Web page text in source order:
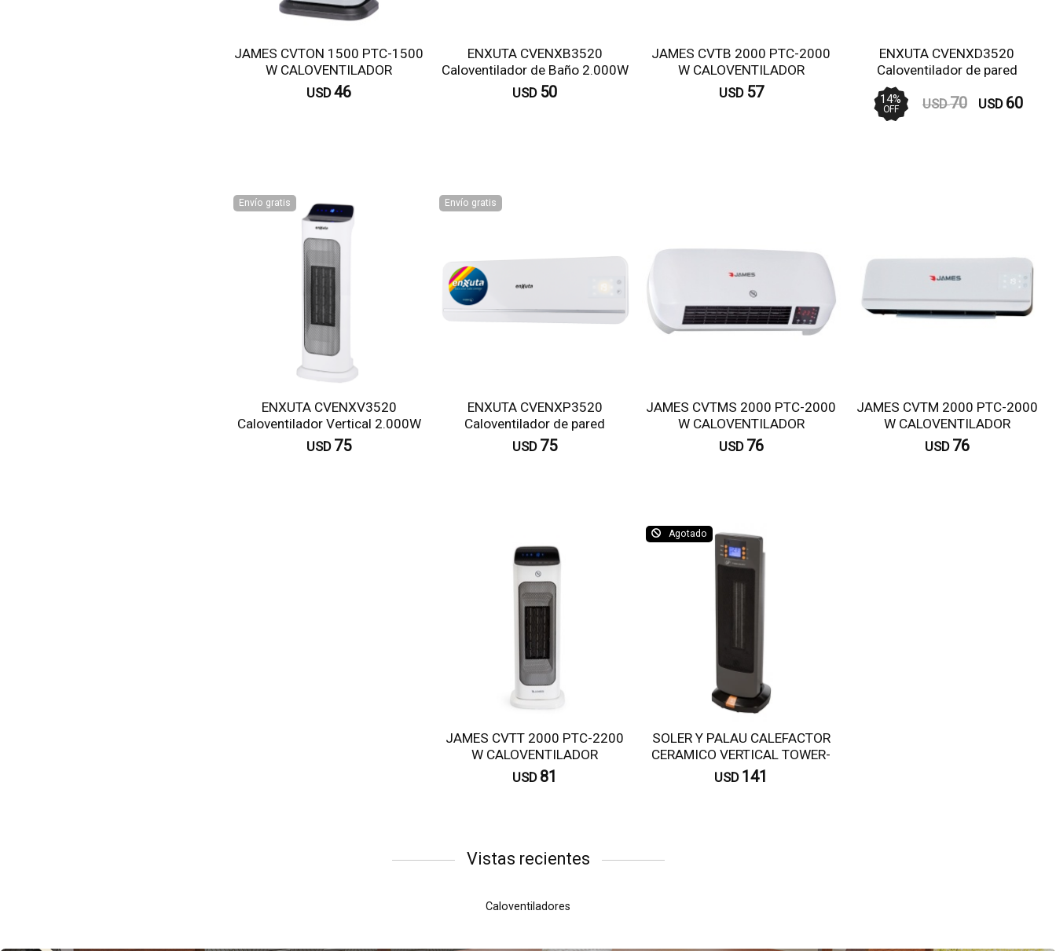
JAMES CVTON 1500 PTC-1500
W CALOVENTILADOR
USD 46
ENXUTA CVENXB3520
Caloventilador de Baño 2.000W
USD 50
JAMES CVTB 2000 PTC-2000
W CALOVENTILADOR
USD 57
ENXUTA CVENXD3520
Caloventilador de pared
DIGITAL 2.000W
14%
OFF USD 70 USD 60
Envío gratis
ENXUTA CVENXV3520
Caloventilador Vertical 2.000W
USD 75
Envío gratis
ENXUTA CVENXP3520
Caloventilador de pared
2.000Watts
USD 75
JAMES CVTMS 2000 PTC-2000
W CALOVENTILADOR
USD 76
JAMES CVTM 2000 PTC-2000
W CALOVENTILADOR
USD 76
JAMES CVTT 2000 PTC-2200
W CALOVENTILADOR
USD 81
Agotado
SOLER Y PALAU CALEFACTOR
CERAMICO VERTICAL TOWER-
2000 PTC
USD 141
Vistas recientes
Caloventiladores